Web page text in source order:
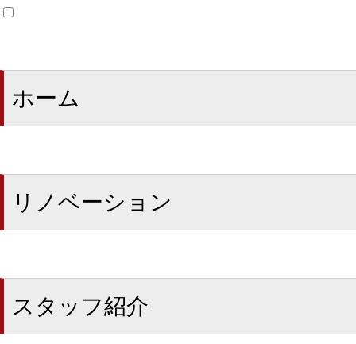
ホーム
リノベーション
スタッフ紹介